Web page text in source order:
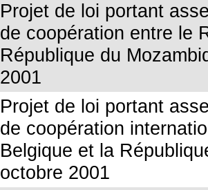
Projet de loi portant
de coopération entre le
République du
2001
Projet de loi portant
de coopération
Belgique et la
octobre 2001